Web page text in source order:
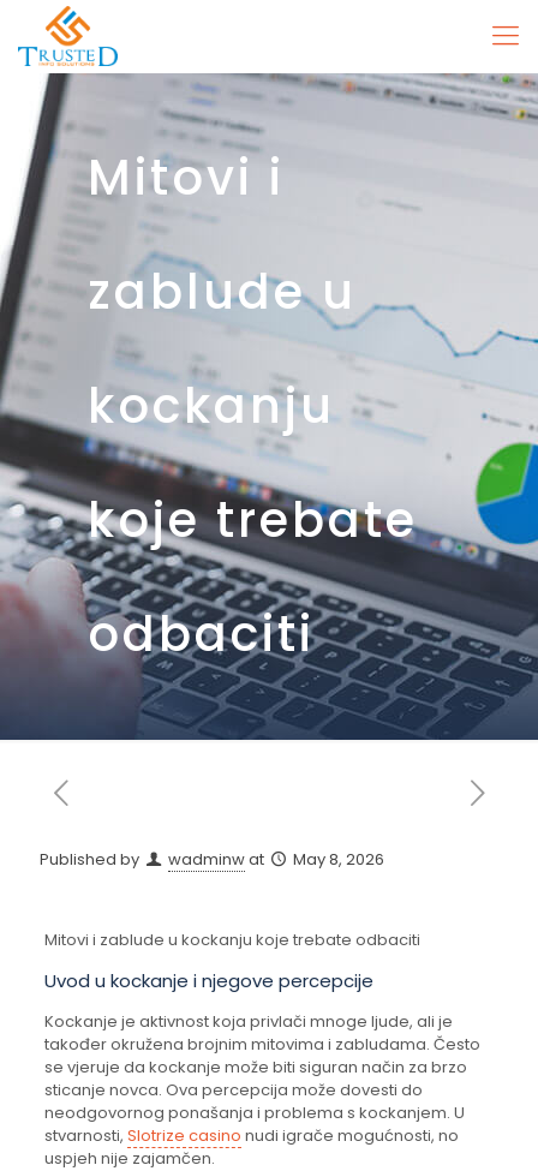
Mitovi i
zablude u
kockanju
koje trebate
odbaciti
Published by wadminwat May 8, 2026
Mitovi i zablude u kockanju koje trebate odbaciti
Uvod u kockanje i njegove percepcije
Kockanje je aktivnost koja privlači mnoge ljude, ali je
također okružena brojnim mitovima i zabludama. Često
se vjeruje da kockanje može biti siguran način za brzo
sticanje novca. Ova percepcija može dovesti do
neodgovornog ponašanja i problema s kockanjem. U
stvarnosti, Slotrize casino nudi igrače mogućnosti, no
uspjeh nije zajamčen.